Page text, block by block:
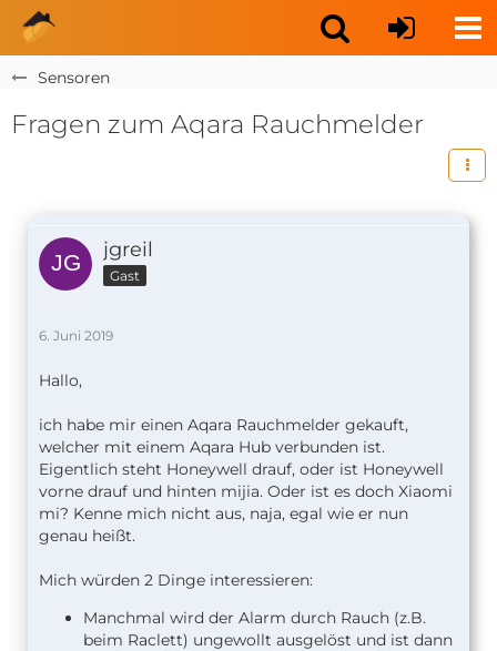
Sensoren
Fragen zum Aqara Rauchmelder
jgreil
Gast
6. Juni 2019
Hallo,
ich habe mir einen Aqara Rauchmelder gekauft,
welcher mit einem Aqara Hub verbunden ist.
Eigentlich steht Honeywell drauf, oder ist Honeywell
vorne drauf und hinten mijia. Oder ist es doch Xiaomi
mi? Kenne mich nicht aus, naja, egal wie er nun
genau heißt.
Mich würden 2 Dinge interessieren:
Manchmal wird der Alarm durch Rauch (z.B.
beim Raclett) ungewollt ausgelöst und ist dann